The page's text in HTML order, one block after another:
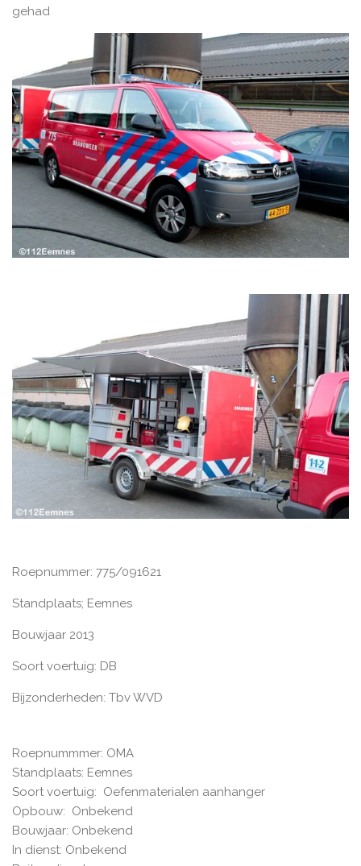
gehad
Roepnummer: 775/091621
Standplaats; Eemnes
Bouwjaar 2013
Soort voertuig: DB
Bijzonderheden: Tbv WVD
Roepnummmer: OMA
Standplaats: Eemnes
Soort voertuig: Oefenmaterialen aanhanger
Opbouw: Onbekend
Bouwjaar: Onbekend
In dienst: Onbekend